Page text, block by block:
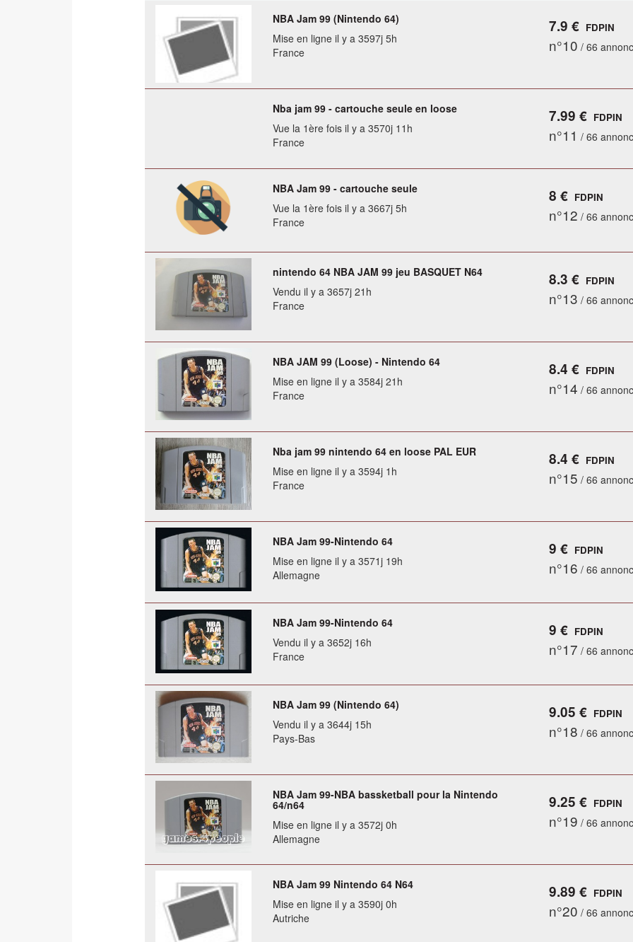
NBA Jam 99 (Nintendo 64)
Mise en ligne il y a 3597j 5h
France
7.9 € FDPIN
n°10 / 66
Nba jam 99 - cartouche seule en loose
Vue la 1ère fois il y a 3570j 11h
France
7.99 € FDPIN
n°11 / 66
NBA Jam 99 - cartouche seule
Vue la 1ère fois il y a 3667j 5h
France
8 € FDPIN
n°12 / 66
nintendo 64 NBA JAM 99 jeu BASQUET N64
Vendu il y a 3657j 21h
France
8.3 € FDPIN
n°13 / 66
NBA JAM 99 (Loose) - Nintendo 64
Mise en ligne il y a 3584j 21h
France
8.4 € FDPIN
n°14 / 66
Nba jam 99 nintendo 64 en loose PAL EUR
Mise en ligne il y a 3594j 1h
France
8.4 € FDPIN
n°15 / 66
NBA Jam 99-Nintendo 64
Mise en ligne il y a 3571j 19h
Allemagne
9 € FDPIN
n°16 / 66
NBA Jam 99-Nintendo 64
Vendu il y a 3652j 16h
France
9 € FDPIN
n°17 / 66
NBA Jam 99 (Nintendo 64)
Vendu il y a 3644j 15h
Pays-Bas
9.05 € FDPIN
n°18 / 66
NBA Jam 99-NBA bassketball pour la Nintendo
64/n64
Mise en ligne il y a 3572j 0h
Allemagne
9.25 € FDPIN
n°19 / 66
NBA Jam 99 Nintendo 64 N64
Mise en ligne il y a 3590j 0h
Autriche
9.89 € FDPIN
n°20 / 66